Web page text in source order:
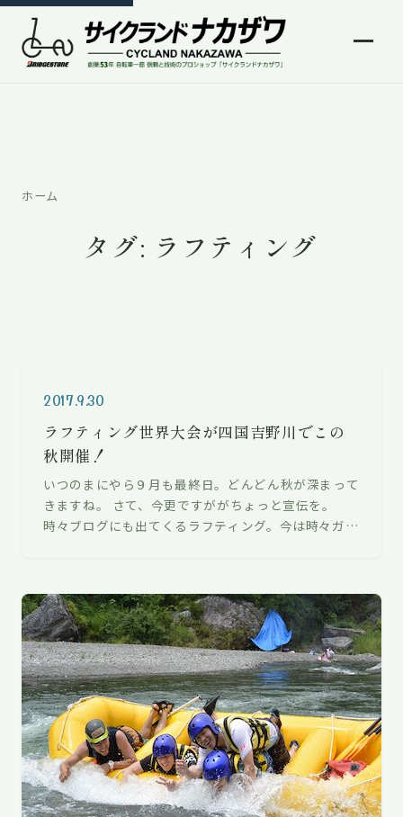
ホーム
タグ: ラフティング
2017.9.30
ラフティング世界大会が四国吉野川でこの
秋開催！
いつのまにやら９月も最終日。どんどん秋が深まって
きますね。 さて、今更ですががちょっと宣伝を。
時々ブログにも出てくるラフティング。今は時々ガイ